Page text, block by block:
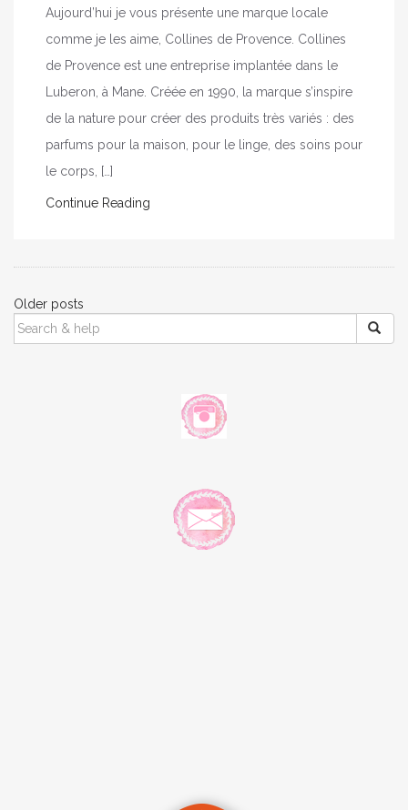
Aujourd’hui je vous présente une marque locale
comme je les aime, Collines de Provence. Collines
de Provence est une entreprise implantée dans le
Luberon, à Mane. Créée en 1990, la marque s’inspire
de la nature pour créer des produits très variés : des
parfums pour la maison, pour le linge, des soins pour
le corps, […]
Continue Reading
Posts
navigation
Older posts
SEARCH
FOR: